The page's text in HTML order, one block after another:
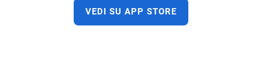
VEDI SU APP STORE